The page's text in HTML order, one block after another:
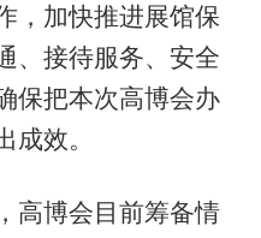
，加快推进展馆保
、接待服务、安全
保把本次高博会办
成效。
博会目前筹备情